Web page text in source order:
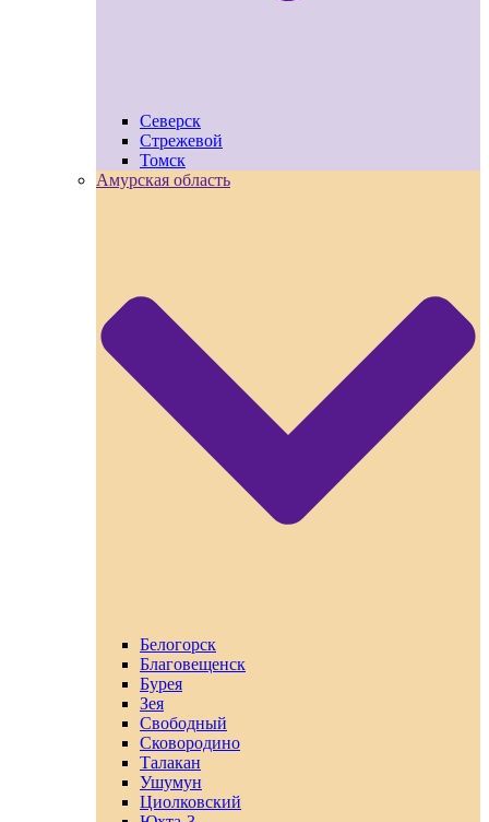
Северск
Стрежевой
Томск
Амурская область
Белогорск
Благовещенск
Бурея
Зея
Свободный
Сковородино
Талакан
Ушумун
Циолковский